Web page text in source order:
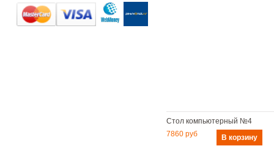
Стол компьютерный №4
7860 руб